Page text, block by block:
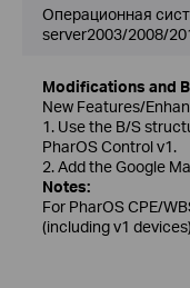
Операционная
server2003/2008/
Modifications and
New Features/
1. Use the B/S
PharOS Control v1.
2. Add the Google
Notes:
For PharOS CPE/
(including v1